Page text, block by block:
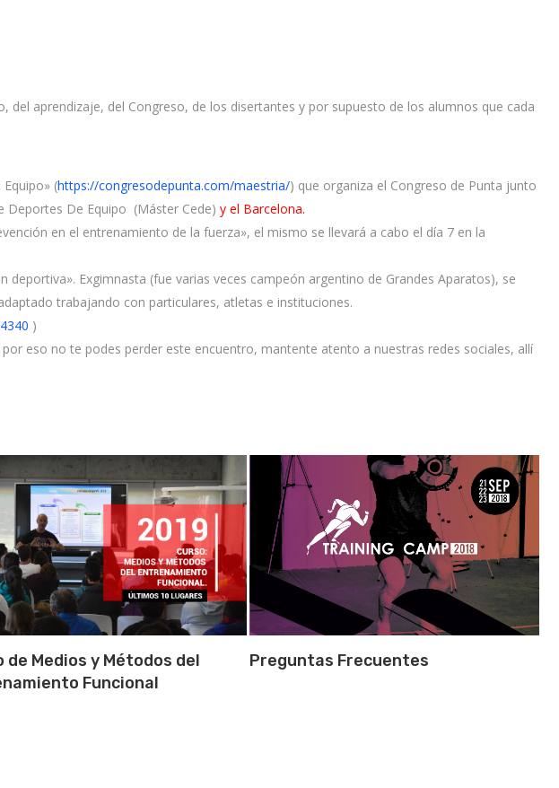
aprendizaje, del Congreso, de los disertantes y por supuesto de los alumnos que cada
(https://congresodepunta.com/maestria/) que organiza el Congreso de Punta junto
Deportes De Equipo (Máster Cede) y el Barcelona.
en el entrenamiento de la fuerza», el mismo se llevará a cabo el día 7 en la
Exgimnasta (fue varias veces campeón argentino de Grandes Aparatos), se
trabajando con particulares, atletas e instituciones.
)
eso no te podes perder este encuentro, mantente atento a nuestras redes sociales, allí
de Medios y Métodos del
Funcional
Preguntas Frecuentes